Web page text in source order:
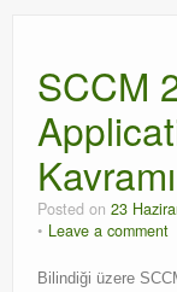
SCOM
Orchestrator
Watchguard
PHP & MySQL
Exchange
SCCM
Posted on 23
Leave a comment
Bilindiği üzere